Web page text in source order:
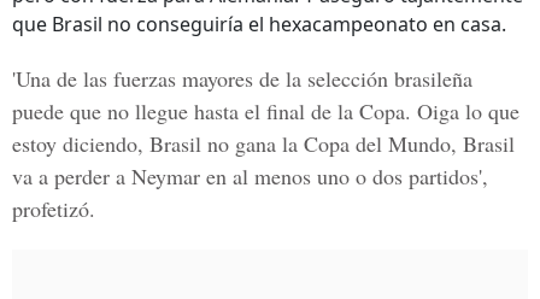
que Brasil no conseguiría el hexacampeonato en casa.
'Una de las fuerzas mayores de la selección brasileña
puede que no llegue hasta el final de la Copa. Oiga lo que
estoy diciendo, Brasil no gana la Copa del Mundo, Brasil
va a perder a Neymar en al menos uno o dos partidos',
profetizó.